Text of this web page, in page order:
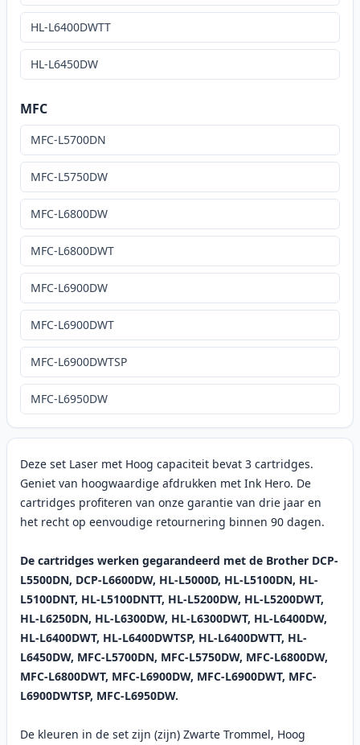
Deze set Laser met Hoog capaciteit bevat 3 cartridges.
Geniet van hoogwaardige afdrukken met Ink Hero. De
cartridges profiteren van onze garantie van drie jaar en
het recht op eenvoudige retournering binnen 90 dagen.
De cartridges werken gegarandeerd met de Brother DCP-
L5500DN, DCP-L6600DW, HL-L5000D, HL-L5100DN, HL-
L5100DNT, HL-L5100DNTT, HL-L5200DW, HL-L5200DWT,
HL-L6250DN, HL-L6300DW, HL-L6300DWT, HL-L6400DW,
HL-L6400DWT, HL-L6400DWTSP, HL-L6400DWTT, HL-
L6450DW, MFC-L5700DN, MFC-L5750DW, MFC-L6800DW,
MFC-L6800DWT, MFC-L6900DW, MFC-L6900DWT, MFC-
L6900DWTSP, MFC-L6950DW.
De kleuren in de set zijn (zijn) Zwarte Trommel, Hoog
HL-L6400DWTT
HL-L6450DW
MFC
MFC-L5700DN
MFC-L5750DW
MFC-L6800DW
MFC-L6800DWT
MFC-L6900DW
MFC-L6900DWT
MFC-L6900DWTSP
MFC-L6950DW